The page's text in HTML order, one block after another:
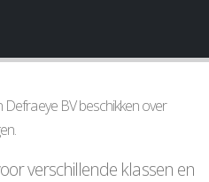
Defraeye BV beschikken over
verschillende klassen en